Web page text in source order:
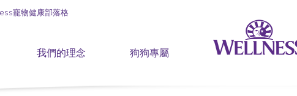
寵物健康部落格
我們的理念 狗狗專屬